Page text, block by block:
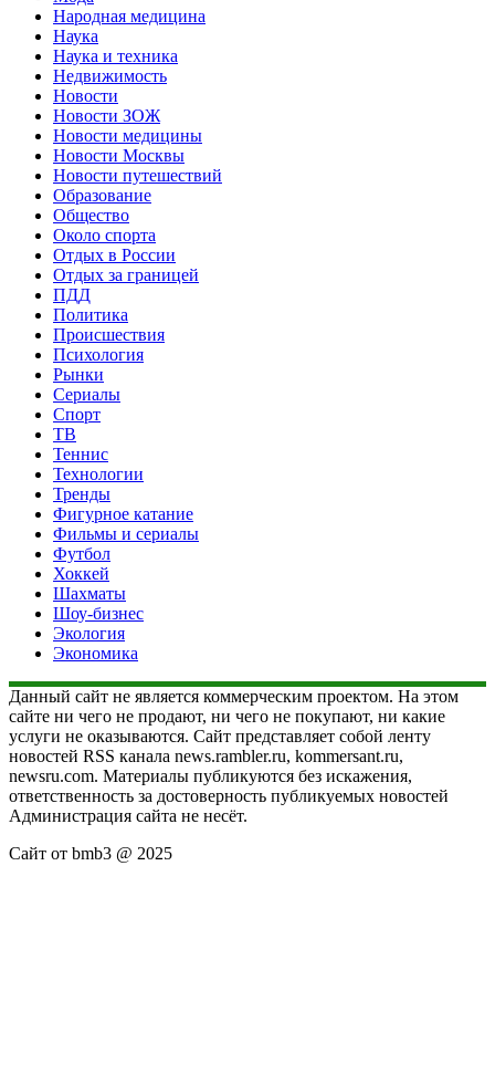
Народная медицина
Наука
Наука и техника
Недвижимость
Новости
Новости ЗОЖ
Новости медицины
Новости Москвы
Новости путешествий
Образование
Общество
Около спорта
Отдых в России
Отдых за границей
ПДД
Политика
Происшествия
Психология
Рынки
Сериалы
Спорт
ТВ
Теннис
Технологии
Тренды
Фигурное катание
Фильмы и сериалы
Футбол
Хоккей
Шахматы
Шоу-бизнес
Экология
Экономика
Данный сайт не является коммерческим проектом. На этом
сайте ни чего не продают, ни чего не покупают, ни какие
услуги не оказываются. Сайт представляет собой ленту
новостей RSS канала news.rambler.ru, kommersant.ru,
newsru.com. Материалы публикуются без искажения,
ответственность за достоверность публикуемых новостей
Администрация сайта не несёт.
Сайт от bmb3 @ 2025